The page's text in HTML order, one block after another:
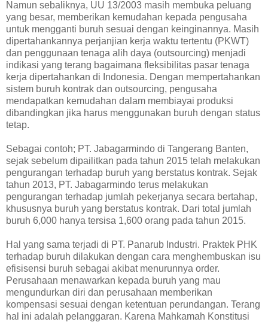
Namun sebaliknya, UU 13/2003 masih membuka peluang
yang besar, memberikan kemudahan kepada pengusaha
untuk mengganti buruh sesuai dengan keinginannya. Masih
dipertahankannya perjanjian kerja waktu tertentu (PKWT)
dan penggunaan tenaga alih daya (outsourcing) menjadi
indikasi yang terang bagaimana fleksibilitas pasar tenaga
kerja dipertahankan di Indonesia. Dengan mempertahankan
sistem buruh kontrak dan outsourcing, pengusaha
mendapatkan kemudahan dalam membiayai produksi
dibandingkan jika harus menggunakan buruh dengan status
tetap.
Sebagai contoh; PT. Jabagarmindo di Tangerang Banten,
sejak sebelum dipailitkan pada tahun 2015 telah melakukan
pengurangan terhadap buruh yang berstatus kontrak. Sejak
tahun 2013, PT. Jabagarmindo terus melakukan
pengurangan terhadap jumlah pekerjanya secara bertahap,
khususnya buruh yang berstatus kontrak. Dari total jumlah
buruh 6,000 hanya tersisa 1,600 orang pada tahun 2015.
Hal yang sama terjadi di PT. Panarub Industri. Praktek PHK
terhadap buruh dilakukan dengan cara menghembuskan isu
efisisensi buruh sebagai akibat menurunnya order.
Perusahaan menawarkan kepada buruh yang mau
mengundurkan diri dan perusahaan memberikan
kompensasi sesuai dengan ketentuan perundangan. Terang
hal ini adalah pelanggaran. Karena Mahkamah Konstitusi